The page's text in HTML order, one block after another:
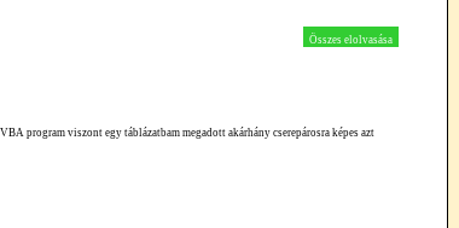
Összes elolvasása
program viszont egy táblázatbam megadott akárhány cserepárosra képes azt